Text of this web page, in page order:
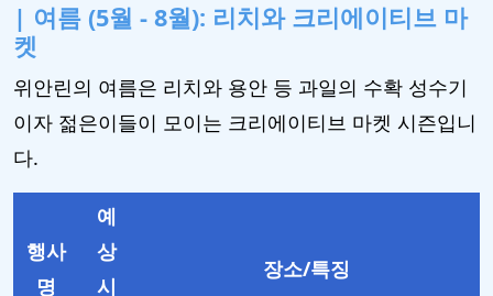
| 여름 (5월 - 8월): 리치와 크리에이티브 마
켓
위안린의 여름은 리치와 용안 등 과일의 수확 성수기
이자 젊은이들이 모이는 크리에이티브 마켓 시즌입니
다.
행사
명
예
상
시
장소/특징